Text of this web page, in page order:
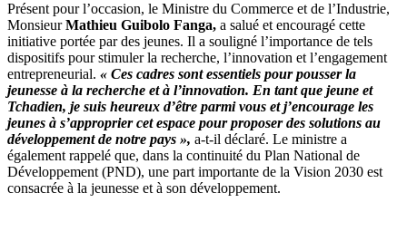
Présent pour l’occasion, le Ministre du Commerce et de l’Industrie,
MonsieurMathieu Guibolo Fanga, a salué et encouragé cette
initiative portée par des jeunes. Il a souligné l’importance de tels
dispositifs pour stimuler la recherche, l’innovation et l’engagement
entrepreneurial. « Ces cadres sont essentiels pour pousser la
jeunesse à la recherche et à l’innovation. En tant que jeune et
Tchadien, je suis heureux d’être parmi vous et j’encourage les
jeunes à s’approprier cet espace pour proposer des solutions au
développement de notre pays », a-t-il déclaré. Le ministre a
également rappelé que, dans la continuité du Plan National de
Développement (PND), une part importante de la Vision 2030 est
consacrée à la jeunesse et à son développement.